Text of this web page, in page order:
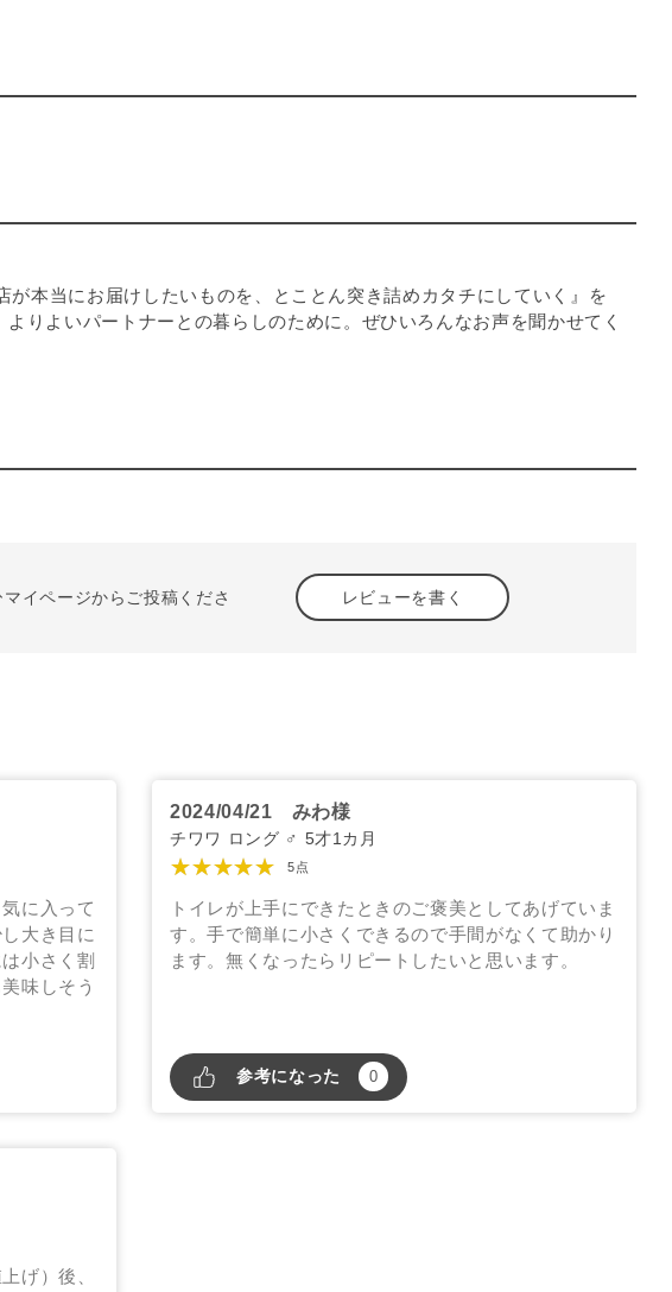
本当にお届けしたいものを、とことん突き詰めカタチにしていく』を
りよいパートナーとの暮らしのために。ぜひいろんなお声を聞かせてく
イページからご投稿くださ
レビューを書く
に入って
大き目に
小さく割
味しそう
2024/04/21 みわ様
チワワ ロング ♂ 5才1カ月
★★★★★ 5点
トイレが上手にできたときのご褒美としてあげていま
す。手で簡単に小さくできるので手間がなくて助かり
ます。無くなったらリピートしたいと思います。
参考になった 0
げ）後、